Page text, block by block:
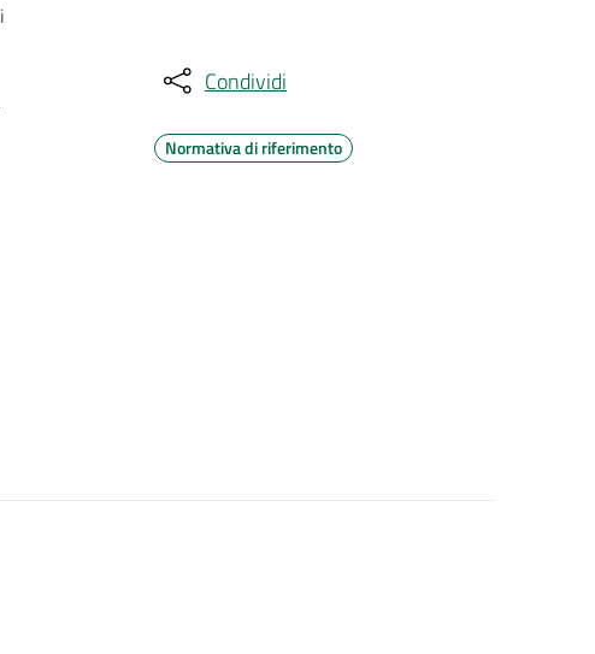
Condividi
Normativa di riferimento